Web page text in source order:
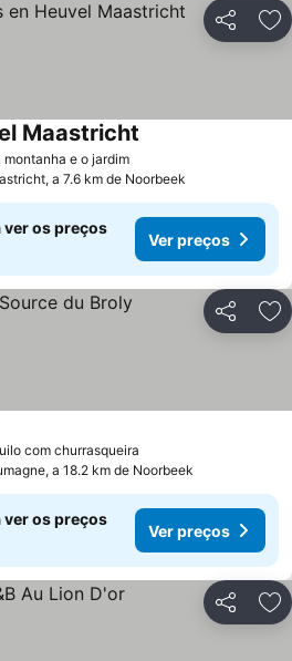
Partilhar
montanha e o jardim
Maastricht
a 7.6 km de Noorbeek
ver os preços
Ver preços
Partilhar
com churrasqueira
a 18.2 km de Noorbeek
ver os preços
Ver preços
Partilhar